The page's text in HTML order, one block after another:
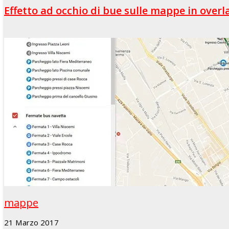
Effetto ad occhio di bue sulle mappe in
mappe
21 Marzo 2017